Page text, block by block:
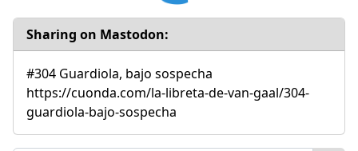
Sharing on Mastodon:
#304 Guardiola, bajo sospecha
https://cuonda.com/la-libreta-de-van-gaal/304-
guardiola-bajo-sospecha